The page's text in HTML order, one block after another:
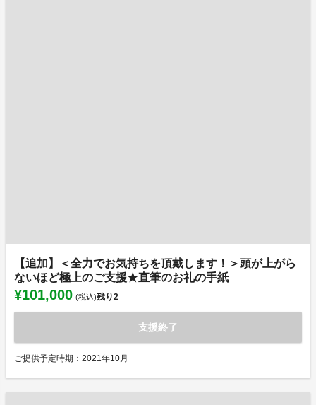
【追加】＜全力でお気持ちを頂戴します！＞頭が上がら
ないほど極上のご支援★直筆のお礼の手紙
¥101,000 (税込)残り2
支援終了
ご提供予定時期：2021年10月